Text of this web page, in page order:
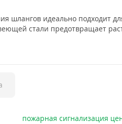
шлангов идеально подходит
стали предотвращает
пожарная сигнализация